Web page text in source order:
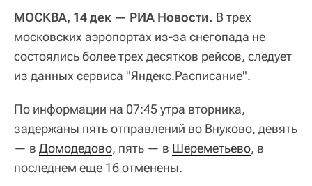
МОСКВА, 14 дек — РИА Новости. В трех
московских аэропортах из-за снегопада не
состоялись более трех десятков рейсов, следует
из данных сервиса "Яндекс.Расписание".
По информации на 07:45 утра вторника,
задержаны пять отправлений во Внуково, девять
— в Домодедово, пять — в Шереметьево, в
последнем еще 16 отменены.